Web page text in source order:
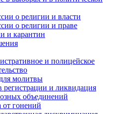
о религии и власти
о религии и праве
и карантин
и полицейское
молитвы
регистрации и ликвидация
объединений
от гонений